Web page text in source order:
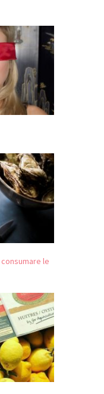
le